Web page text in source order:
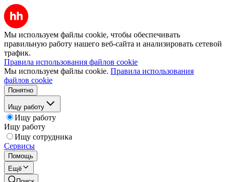
Мы используем файлы cookie, чтобы обеспечивать
правильную работу нашего веб-сайта и анализировать сетевой
трафик.
Правила использования файлов cookie
Мы используем файлы cookie. Правила использования
файлов cookie
Понятно
Ищу работу
Ищу работу
Ищу работу
Ищу сотрудника
Сервисы
Помощь
Ещё